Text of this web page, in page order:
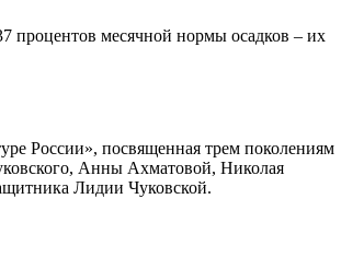
процентов месячной нормы осадков – их
России», посвященная трем поколениям
Анны Ахматовой, Николая
Лидии Чуковской.